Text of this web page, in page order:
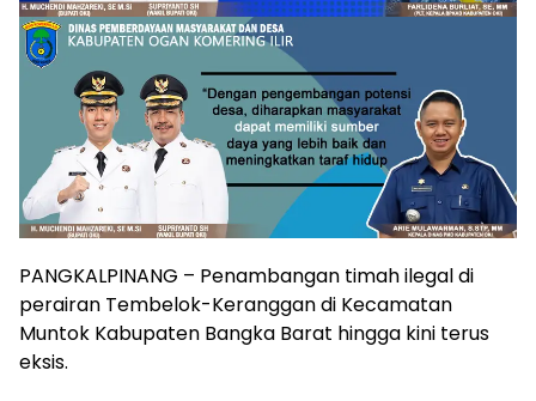
PANGKALPINANG – Penambangan timah ilegal di
perairan Tembelok-Keranggan di Kecamatan
Muntok Kabupaten Bangka Barat hingga kini terus
eksis.